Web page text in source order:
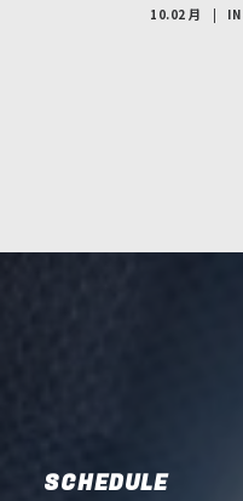
10.02 月 | IN
SCHEDULE